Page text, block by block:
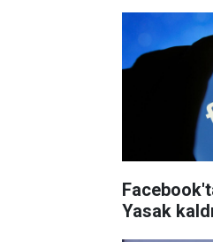
Yasak